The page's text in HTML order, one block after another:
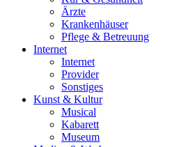
Ärzte
Krankenhäuser
Pflege & Betreuung
Internet
Internet
Provider
Sonstiges
Kunst & Kultur
Musical
Kabarett
Museum